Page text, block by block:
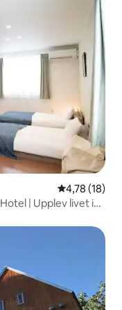
4,78 av 5 i
4,78 (18)
| Upplev livet i